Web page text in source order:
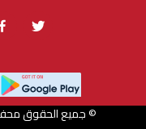
© جميع الحقوق